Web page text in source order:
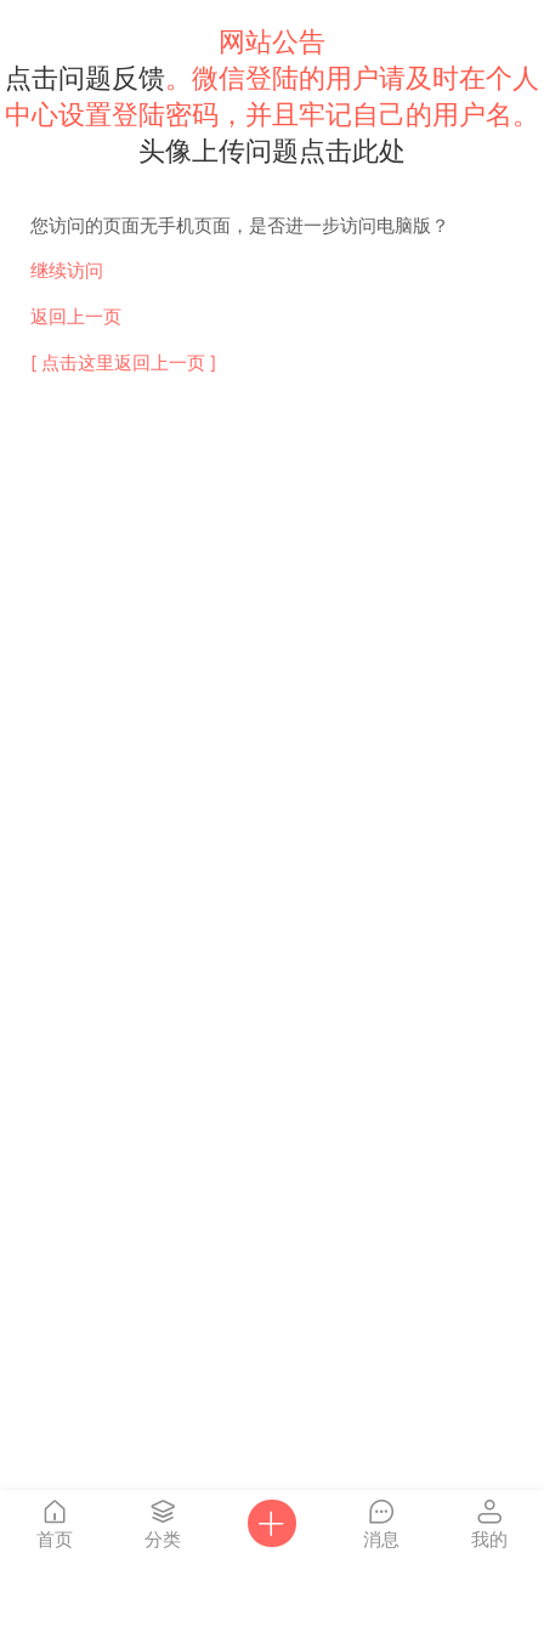
网站公告
点击问题反馈。微信登陆的用户请及时在个人
中心设置登陆密码，并且牢记自己的用户名。
头像上传问题点击此处
您访问的页面无手机页面，是否进一步访问电脑版？
继续访问
返回上一页
[ 点击这里返回上一页 ]
首页 分类 消息 我的